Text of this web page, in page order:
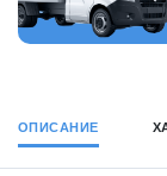
ОПИСАНИЕ